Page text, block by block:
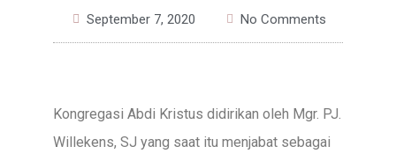
September 7, 2020 No Comments
Kongregasi Abdi Kristus didirikan oleh Mgr. PJ.
Willekens, SJ yang saat itu menjabat sebagai